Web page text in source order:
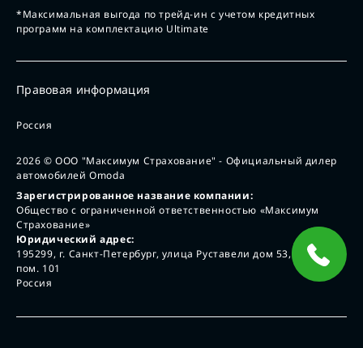
*Максимальная выгода по трейд-ин с учетом кредитных
программ на комплектацию Ultimate
Правовая информация
Россия
2026 © ООО "Максимум Страхование" - Официальный дилер
автомобилей Omoda
Зарегистрированное название компании:
Общество с ограниченной ответственностью «Максимум
Страхование»
Юридический адрес:
195299, г. Санкт-Петербург, улица Руставели дом 53, лит А,
пом. 101
Россия